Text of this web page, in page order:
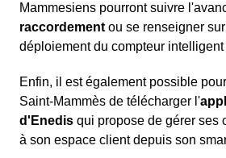
Mammesiens pourront suivre
raccordement ou se renseigner
déploiement du compteur intelligent
Enfin, il est également possible
Saint-Mammès de télécharger l'
d'Enedis qui propose de gérer ses
à son espace client depuis son